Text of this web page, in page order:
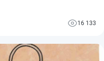
интересует
категорию запаса и как ее
16 133